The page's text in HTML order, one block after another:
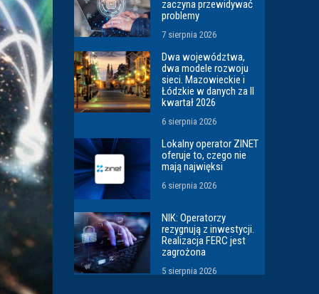
zaczyna przewidywać
problemy
7 sierpnia 2026
Dwa województwa,
dwa modele rozwoju
sieci. Mazowieckie i
Łódzkie w danych za II
kwartał 2026
6 sierpnia 2026
Lokalny operator ZINET
oferuje to, czego nie
mają najwięksi
6 sierpnia 2026
NIK: Operatorzy
rezygnują z inwestycji.
Realizacja FERC jest
zagrożona
5 sierpnia 2026